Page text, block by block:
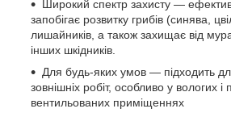
Широкий спектр захисту —
запобігає розвитку грибів (синява,
лишайників, а також захищає від
інших шкідників.
Для будь-яких умов — підходить
зовнішніх робіт, особливо у вологих і
вентильованих приміщеннях